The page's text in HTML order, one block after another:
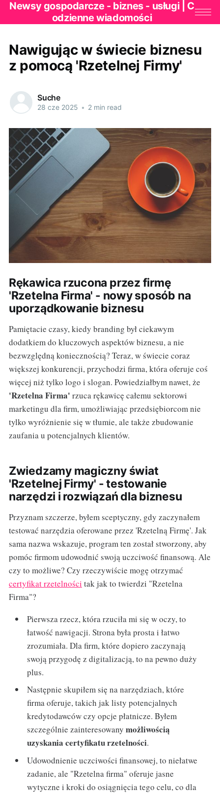
Newsy gospodarcze - biznes - usługi | C
odzienne wiadomości
Nawigując w świecie biznesu
z pomocą 'Rzetelnej Firmy'
Suche
28 cze 2025 • 2 min read
Rękawica rzucona przez firmę
'Rzetelna Firma' - nowy sposób na
uporządkowanie biznesu
Pamiętacie czasy, kiedy branding był ciekawym
dodatkiem do kluczowych aspektów biznesu, a nie
bezwzględną koniecznością? Teraz, w świecie coraz
większej konkurencji, przychodzi firma, która oferuje coś
więcej niż tylko logo i slogan. Powiedziałbym nawet, że
'Rzetelna Firma' rzuca rękawicę całemu sektorowi
marketingu dla firm, umożliwiając przedsiębiorcom nie
tylko wyróżnienie się w tłumie, ale także zbudowanie
zaufania u potencjalnych klientów.
Zwiedzamy magiczny świat
'Rzetelnej Firmy' - testowanie
narzędzi i rozwiązań dla biznesu
Przyznam szczerze, byłem sceptyczny, gdy zaczynałem
testować narzędzia oferowane przez 'Rzetelną Firmę'. Jak
sama nazwa wskazuje, program ten został stworzony, aby
pomóc firmom udowodnić swoją uczciwość finansową. Ale
czy to możliwe? Czy rzeczywiście mogę otrzymać
certyfikat rzetelności tak jak to twierdzi "Rzetelna
Firma"?
Pierwsza rzecz, która rzuciła mi się w oczy, to
łatwość nawigacji. Strona była prosta i łatwo
zrozumiała. Dla firm, które dopiero zaczynają
swoją przygodę z digitalizacją, to na pewno duży
plus.
Następnie skupiłem się na narzędziach, które
firma oferuje, takich jak listy potencjalnych
kredytodawców czy opcje płatnicze. Byłem
szczególnie zainteresowanymożliwością
uzyskania certyfikatu rzetelności.
Udowodnienie uczciwości finansowej, to niełatwe
zadanie, ale "Rzetelna firma" oferuje jasne
wytyczne i kroki do osiągnięcia tego celu, co dla